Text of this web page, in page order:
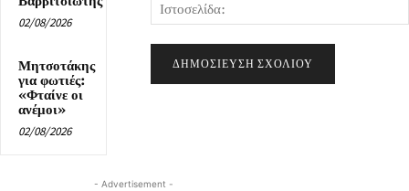
02/08/2026
Μητσοτάκης
για φωτιές:
«Φταίνε οι
ανέμοι»
02/08/2026
- Advertisement -